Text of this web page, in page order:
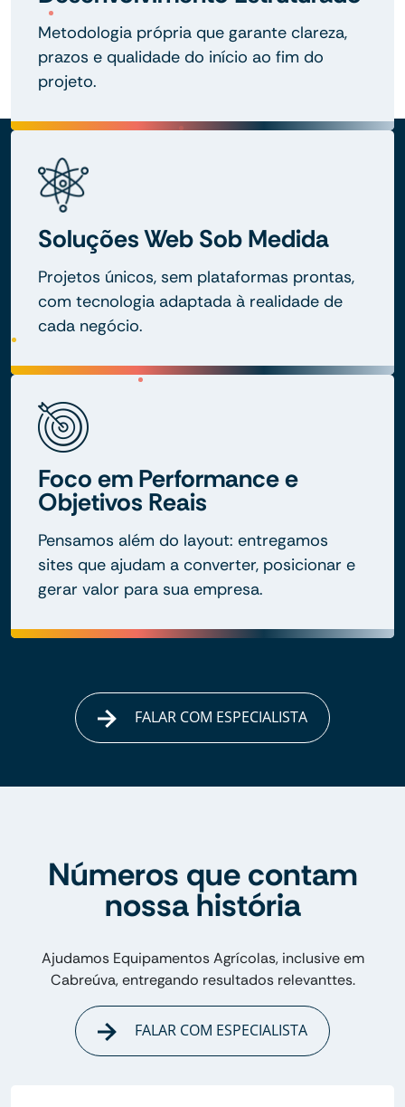
Metodologia própria que garante clareza,
prazos e qualidade do início ao fim do
projeto.
Soluções Web Sob Medida
Projetos únicos, sem plataformas prontas,
com tecnologia adaptada à realidade de
cada negócio.
Foco em Performance e
Objetivos Reais
Pensamos além do layout: entregamos
sites que ajudam a converter, posicionar e
gerar valor para sua empresa.
FALAR COM ESPECIALISTA
Números que contam
nossa história
Ajudamos Equipamentos Agrícolas, inclusive em
Cabreúva, entregando resultados relevanttes.
FALAR COM ESPECIALISTA